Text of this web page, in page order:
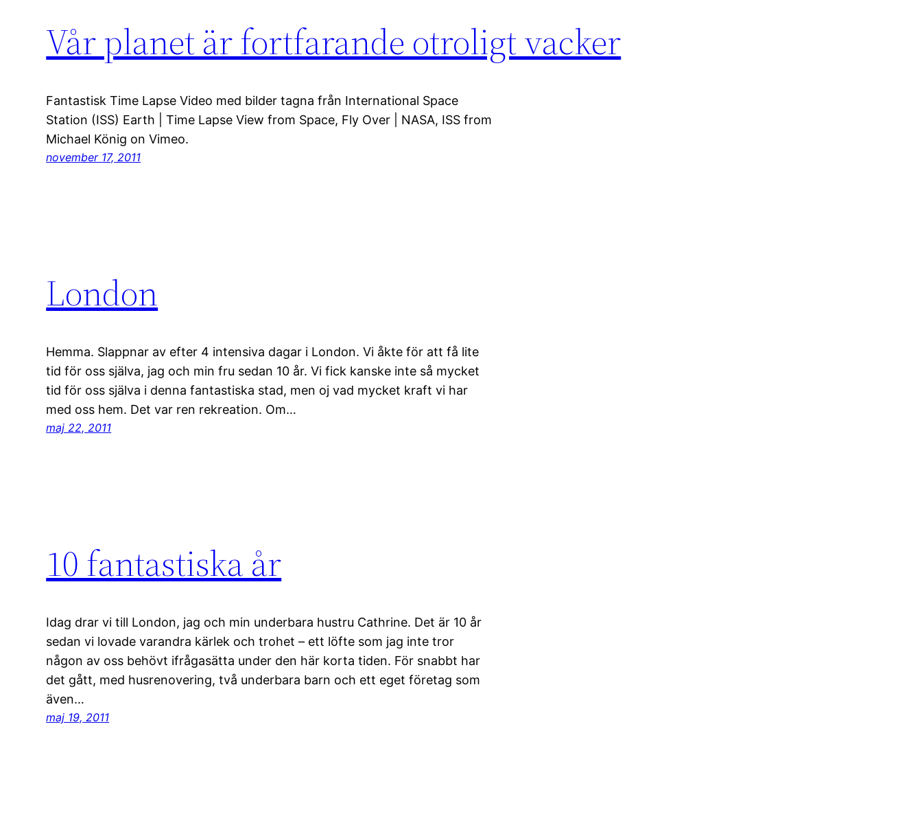
Vår planet är fortfarande otroligt vacker
Fantastisk Time Lapse Video med bilder tagna från International Space
Station (ISS) Earth | Time Lapse View from Space, Fly Over | NASA, ISS from
Michael König on Vimeo.
november 17, 2011
London
Hemma. Slappnar av efter 4 intensiva dagar i London. Vi åkte för att få lite
tid för oss själva, jag och min fru sedan 10 år. Vi fick kanske inte så mycket
tid för oss själva i denna fantastiska stad, men oj vad mycket kraft vi har
med oss hem. Det var ren rekreation. Om…
maj 22, 2011
10 fantastiska år
Idag drar vi till London, jag och min underbara hustru Cathrine. Det är 10 år
sedan vi lovade varandra kärlek och trohet – ett löfte som jag inte tror
någon av oss behövt ifrågasätta under den här korta tiden. För snabbt har
det gått, med husrenovering, två underbara barn och ett eget företag som
även…
maj 19, 2011